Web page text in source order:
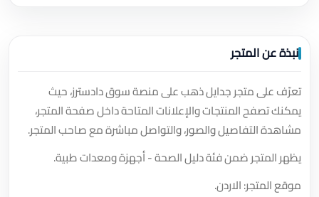
نبذة عن المتجر
تعرّف على متجر جدايل ذهب على منصة سوق دادسترز، حيث
يمكنك تصفح المنتجات والإعلانات المتاحة داخل صفحة المتجر،
مشاهدة التفاصيل والصور، والتواصل مباشرة مع صاحب المتجر.
يظهر المتجر ضمن فئة دليل الصحة - أجهزة ومعدات طبية.
موقع المتجر: الاردن.